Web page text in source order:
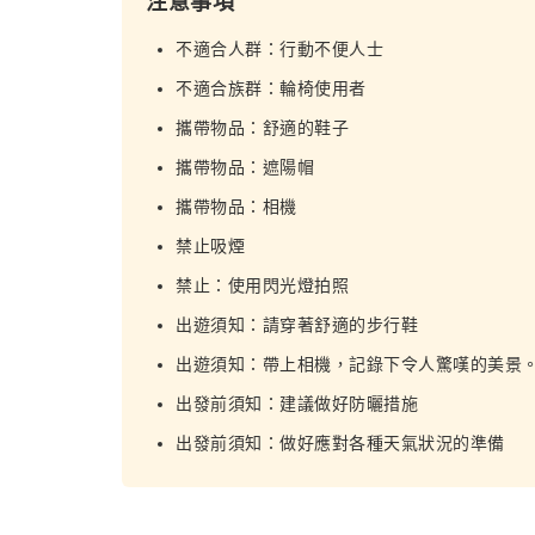
不適合人群：行動不便人士
不適合族群：輪椅使用者
攜帶物品：舒適的鞋子
攜帶物品：遮陽帽
攜帶物品：相機
禁止吸煙
禁止：使用閃光燈拍照
出遊須知：請穿著舒適的步行鞋
出遊須知：帶上相機，記錄下令人驚嘆的美景
出發前須知：建議做好防曬措施
出發前須知：做好應對各種天氣狀況的準備